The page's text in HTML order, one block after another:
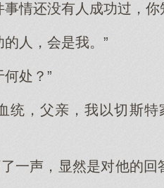
事情还没有人成功过，你
的人，会是我。”
何处？”
统，父亲，我以切斯
一声，显然是对他的